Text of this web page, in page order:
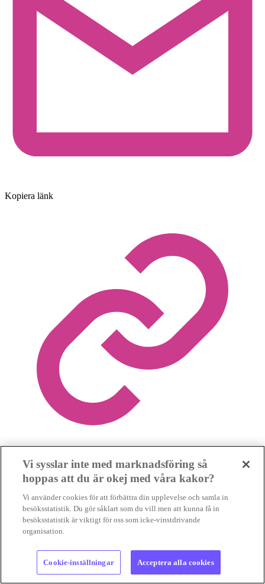
Kopiera länk
Spara nyhet
Relaterat
Vi sysslar inte med marknadsföring så
hoppas att du är okej med våra kakor?
Vi använder cookies för att förbättra din upplevelse och samla in
besöksstatistik. Du gör såklart som du vill men att kunna få in
besöksstatistik är viktigt för oss som icke-vinstdrivande
organisation.
Cookie-inställningar Acceptera alla cookies